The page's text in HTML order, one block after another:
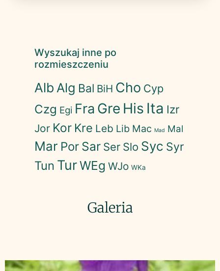
Wyszukaj inne po
rozmieszczeniu
Alb Alg Bal BiH Cho Cyp
Czg Egi Fra Gre His Ita Izr
Jor Kor Kre Leb Lib Mac Mad Mal
Mar Por Sar Ser Slo Syc Syr
Tun TurWEg WJo WKa
Galeria